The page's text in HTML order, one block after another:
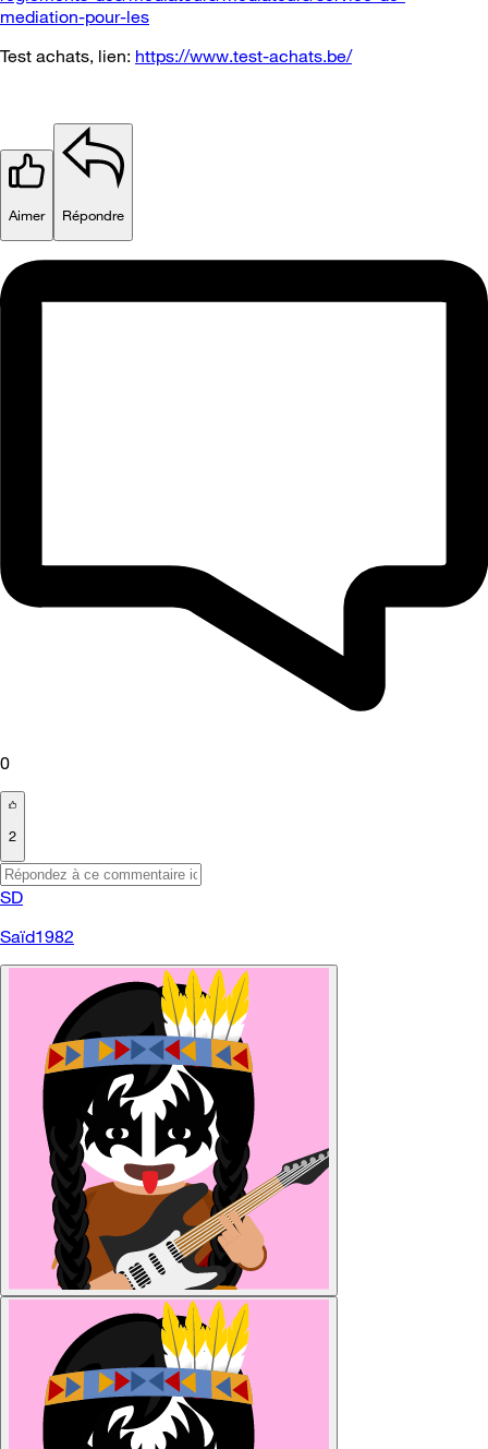
mediation-pour-les
Test achats, lien: https://www.test-achats.be/
Aimer Répondre
0
2
SD
Saïd1982